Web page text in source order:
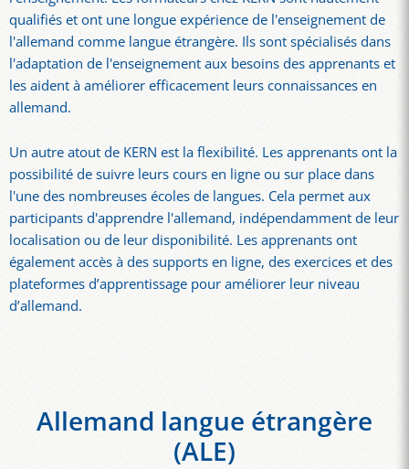
qualifiés et ont une longue expérience de l'enseignement de
l'allemand comme langue étrangère. Ils sont spécialisés dans
l'adaptation de l'enseignement aux besoins des apprenants et
les aident à améliorer efficacement leurs connaissances en
allemand.
Un autre atout de KERN est la flexibilité. Les apprenants ont la
possibilité de suivre leurs cours en ligne ou sur place dans
l'une des nombreuses écoles de langues. Cela permet aux
participants d'apprendre l'allemand, indépendamment de leur
localisation ou de leur disponibilité. Les apprenants ont
également accès à des supports en ligne, des exercices et des
plateformes d’apprentissage pour améliorer leur niveau
d’allemand.
Allemand langue étrangère
(ALE)